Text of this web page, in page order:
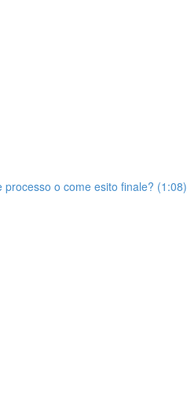
o come esito finale? (1:08)